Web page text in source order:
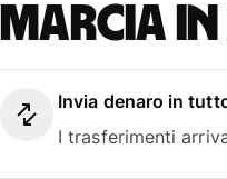
marcia in
Invia denaro in
I trasferimenti